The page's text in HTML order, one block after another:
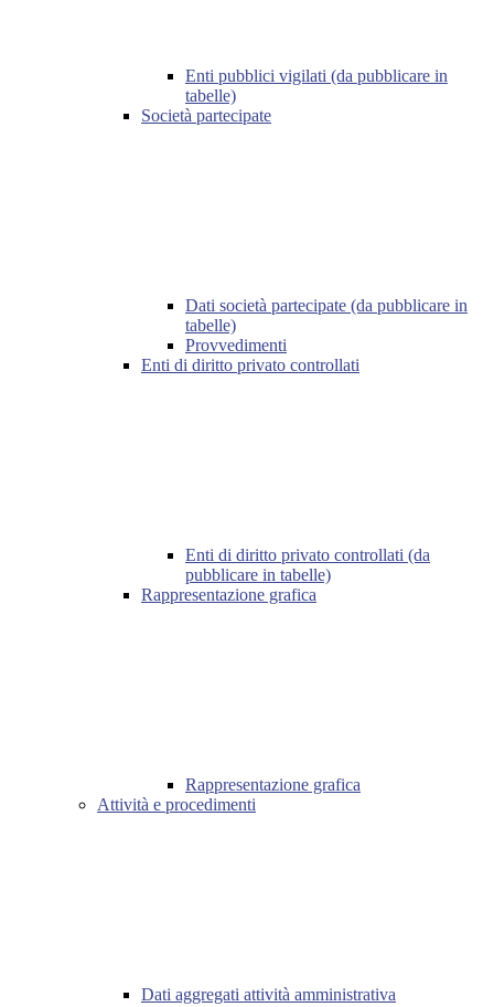
Enti pubblici vigilati (da pubblicare in
tabelle)
Società partecipate
Dati società partecipate (da pubblicare in
tabelle)
Provvedimenti
Enti di diritto privato controllati
Enti di diritto privato controllati (da
pubblicare in tabelle)
Rappresentazione grafica
Rappresentazione grafica
Attività e procedimenti
Dati aggregati attività amministrativa